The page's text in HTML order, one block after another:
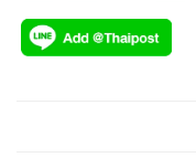
ac
e
wi
tt
o
p